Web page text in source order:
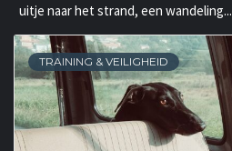
uitje naar het strand, een wandeling...
TRAINING & VEILIGHEID